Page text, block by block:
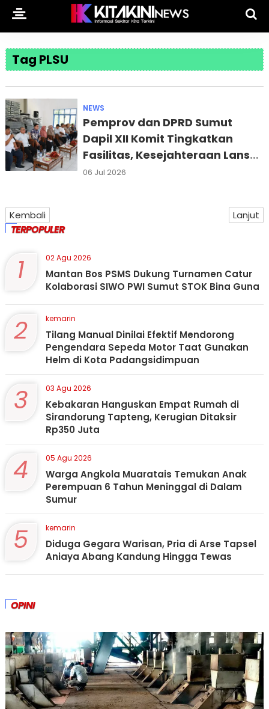
Tag PLSU
NEWS
Pemprov dan DPRD Sumut
Dapil XII Komit Tingkatkan
Fasilitas, Kesejahteraan Lansia
di PSLU Binjai
06 Jul 2026
Kembali Lanjut
TERPOPULER
1 02 Agu 2026
Mantan Bos PSMS Dukung Turnamen Catur
Kolaborasi SIWO PWI Sumut STOK Bina Guna
2 kemarin
Tilang Manual Dinilai Efektif Mendorong
Pengendara Sepeda Motor Taat Gunakan
Helm di Kota Padangsidimpuan
3 03 Agu 2026
Kebakaran Hanguskan Empat Rumah di
Sirandorung Tapteng, Kerugian Ditaksir
Rp350 Juta
4 05 Agu 2026
Warga Angkola Muaratais Temukan Anak
Perempuan 6 Tahun Meninggal di Dalam
Sumur
5 kemarin
Diduga Gegara Warisan, Pria di Arse Tapsel
Aniaya Abang Kandung Hingga Tewas
OPINI